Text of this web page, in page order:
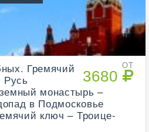
ОТ
3680
Гремячий
Русь
монастырь –
в Подмосковье
ключ – Троице-